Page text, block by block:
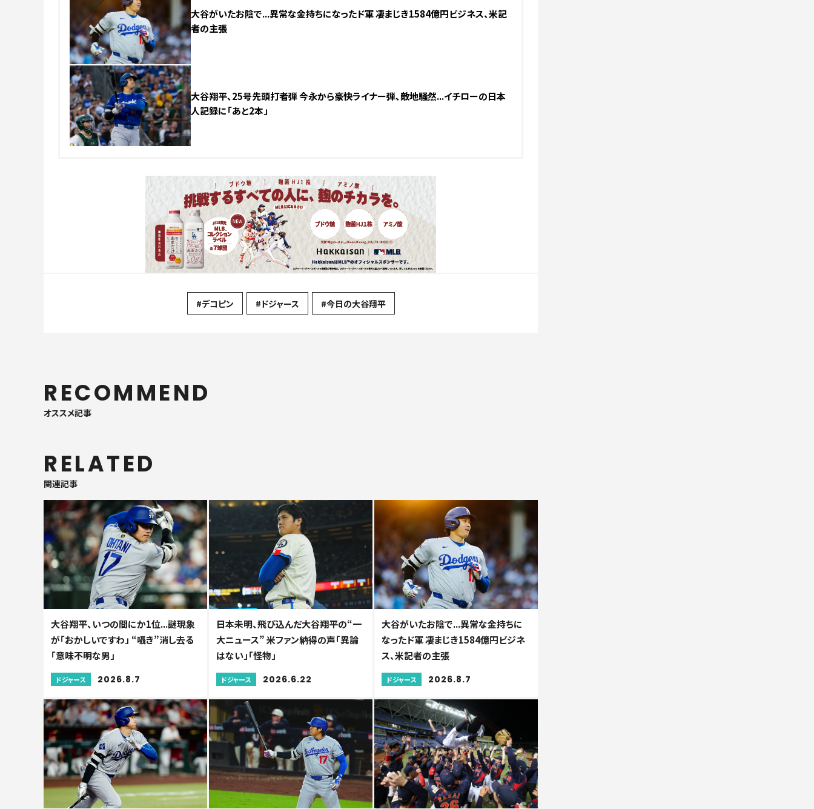
大谷がいたお陰で...異常な金持ちになったド軍 凄まじき1584億円ビジネス、米記
者の主張
大谷翔平、25号先頭打者弾 今永から豪快ライナー弾、敵地騒然...イチローの日本
人記録に「あと2本」
#デコピン #ドジャース #今日の大谷翔平
RECOMMEND
オススメ記事
RELATED
関連記事
大谷翔平、いつの間にか1位...謎現象
が「おかしいですわ」 “囁き”消し去る
「意味不明な男」
ドジャース 2026.8.7
日本未明、飛び込んだ大谷翔平の“一
大ニュース” 米ファン納得の声「異論
はない」「怪物」
ドジャース 2026.6.22
大谷がいたお陰で...異常な金持ちに
なったド軍 凄まじき1584億円ビジネ
ス、米記者の主張
ドジャース 2026.8.7